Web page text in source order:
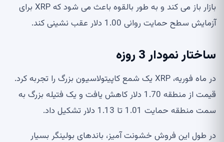
بازار باز می کند و به طور بالقوه باعث می شود که XRP برای
آزمایش سطح حمایت روانی 1.00 دلار عقب نشینی کند.
ساختار نمودار 3 روزه
در ماه فوریه، XRP یک شمع کاپیتولاسیون بزرگ را تجربه کرد.
قیمت از منطقه 1.70 دلار کاهش یافت و یک فتیله بزرگ به
سمت منطقه حمایت 1.01 تا 1.13 دلار تشکیل داد.
در طول این فروش خشونت آمیز، باندهای بولینگر بسیار